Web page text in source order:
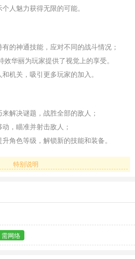
人魅力获得无限的可能。
的神通技能，应对不同的战斗情况；
华丽为玩家提供了视觉上的享受。
机关，吸引更多玩家的加入。
解决谜题，战胜全部的敌人；
，瞄准并射击敌人；
角色等级，解锁新的技能和装备。
特别说明
需网络